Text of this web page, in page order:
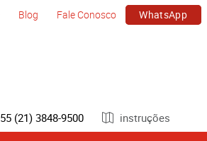
Blog Fale Conosco WhatsApp
55 (21) 3848-9500 instruções